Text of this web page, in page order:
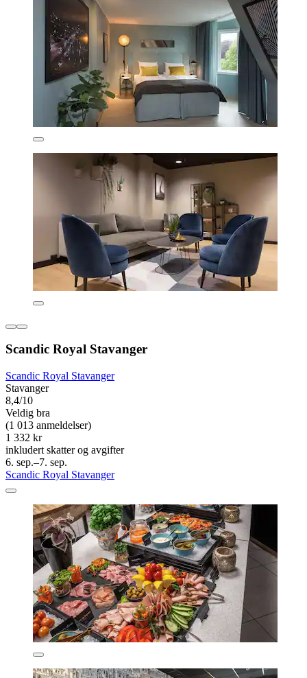
Scandic Royal Stavanger
Scandic Royal Stavanger
Stavanger
8,4/10
Veldig bra
(1 013 anmeldelser)
1 332 kr
inkludert skatter og avgifter
6. sep.–7. sep.
Scandic Royal Stavanger